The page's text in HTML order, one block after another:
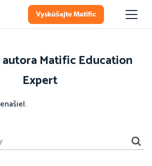
Vyskúšajte Matific
Matific Education
Expert